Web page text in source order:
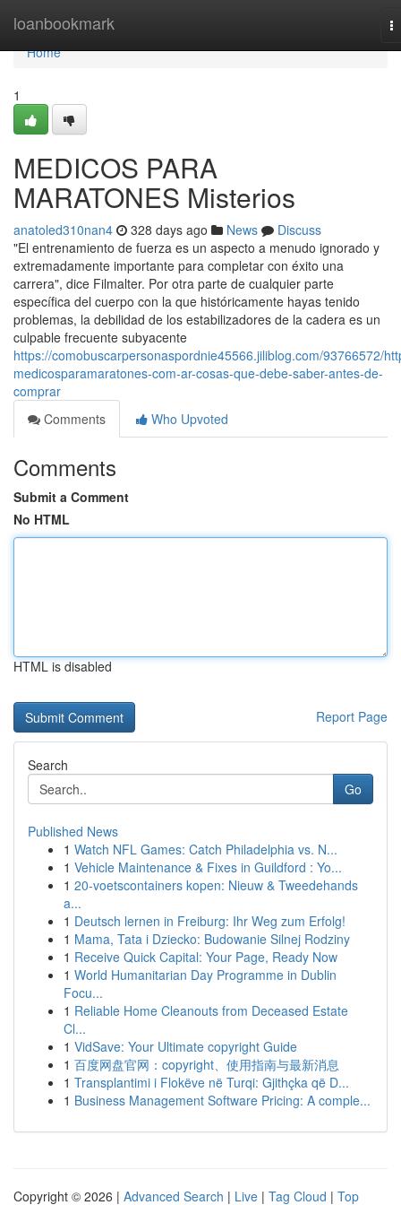
loanbookmark
Home
Home
1
MEDICOS PARA
MARATONES Misterios
anatoled310nan4 328 days ago News
Discuss
"El entrenamiento de fuerza es un aspecto a menudo ignorado y
extremadamente importante para completar con éxito una
carrera", dice Filmalter. Por otra parte de cualquier parte
específica del cuerpo con la que históricamente hayas tenido
problemas, la debilidad de los estabilizadores de la cadera es un
culpable frecuente subyacente
https://comobuscarpersonaspordnie45566.jiliblog.com/93766572/
medicosparamaratones-com-ar-cosas-que-debe-saber-antes-de-
comprar
Comments
Who Upvoted
Comments
Submit a Comment
No HTML
HTML is disabled
Report Page
Search
Go
Published News
1 Watch NFL Games: Catch Philadelphia vs. N...
1 Vehicle Maintenance & Fixes in Guildford : Yo...
1 20-voetscontainers kopen: Nieuw & Tweedehands
a...
1 Deutsch lernen in Freiburg: Ihr Weg zum Erfolg!
1 Mama, Tata i Dziecko: Budowanie Silnej Rodziny
1 Receive Quick Capital: Your Page, Ready Now
1 World Humanitarian Day Programme in Dublin
Focu...
1 Reliable Home Cleanouts from Deceased Estate
Cl...
1 VidSave: Your Ultimate copyright Guide
1 百度网盘官网：copyright、使用指南与最新消息
1 Transplantimi i Flokëve në Turqi: Gjithçka që D...
1 Business Management Software Pricing: A comple...
Copyright © 2026 | Advanced Search | Live | Tag Cloud | Top